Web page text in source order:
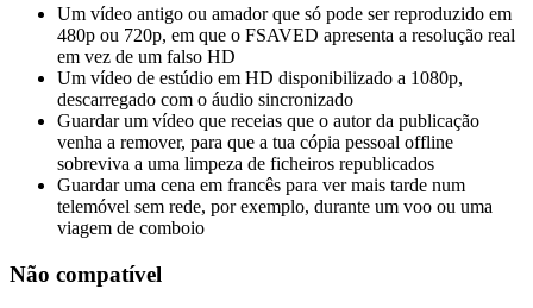
Um vídeo antigo ou amador que só pode ser reproduzido em
480p ou 720p, em que o FSAVED apresenta a resolução real
em vez de um falso HD
Um vídeo de estúdio em HD disponibilizado a 1080p,
descarregado com o áudio sincronizado
Guardar um vídeo que receias que o autor da publicação
venha a remover, para que a tua cópia pessoal offline
sobreviva a uma limpeza de ficheiros republicados
Guardar uma cena em francês para ver mais tarde num
telemóvel sem rede, por exemplo, durante um voo ou uma
viagem de comboio
Não compatível